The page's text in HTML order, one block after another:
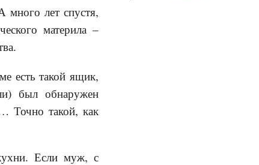
много лет спустя,
материла –
есть такой ящик,
был обнаружен
Точно такой, как
Если муж, с